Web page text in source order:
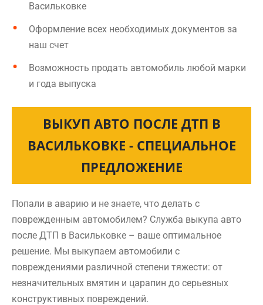
Васильковке
Оформление всех необходимых документов за
наш счет
Возможность продать автомобиль любой марки
и года выпуска
ВЫКУП АВТО ПОСЛЕ ДТП В
ВАСИЛЬКОВКЕ - СПЕЦИАЛЬНОЕ
ПРЕДЛОЖЕНИЕ
Попали в аварию и не знаете, что делать с
поврежденным автомобилем? Служба выкупа авто
после ДТП в Васильковке – ваше оптимальное
решение. Мы выкупаем автомобили с
повреждениями различной степени тяжести: от
незначительных вмятин и царапин до серьезных
конструктивных повреждений.